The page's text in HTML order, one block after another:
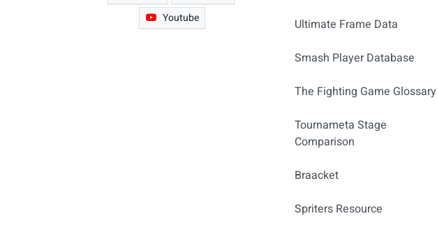
Youtube
Ultimate Frame Data
Smash Player Database
The Fighting Game Glossary
Tournameta Stage
Comparison
Braacket
Spriters Resource